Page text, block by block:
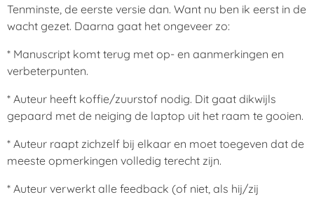
Tenminste, de eerste versie dan. Want nu ben ik eerst in de
wacht gezet. Daarna gaat het ongeveer zo:
* Manuscript komt terug met op- en aanmerkingen en
verbeterpunten.
* Auteur heeft koffie/zuurstof nodig. Dit gaat dikwijls
gepaard met de neiging de laptop uit het raam te gooien.
* Auteur raapt zichzelf bij elkaar en moet toegeven dat de
meeste opmerkingen volledig terecht zijn.
* Auteur verwerkt alle feedback (of niet, als hij/zij